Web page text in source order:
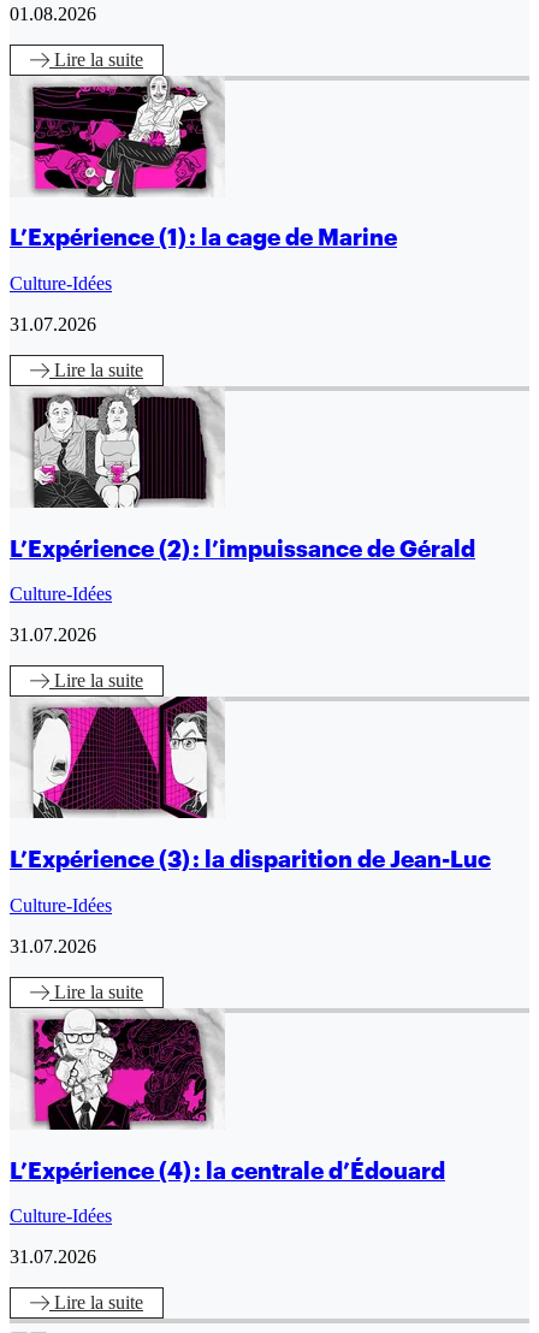
01.08.2026
Lire la suite
L’Expérience (1) : la cage de Marine
Culture-Idées
31.07.2026
Lire la suite
L’Expérience (2) : l’impuissance de Gérald
Culture-Idées
31.07.2026
Lire la suite
L’Expérience (3) : la disparition de Jean-Luc
Culture-Idées
31.07.2026
Lire la suite
L’Expérience (4) : la centrale d’Édouard
Culture-Idées
31.07.2026
Lire la suite